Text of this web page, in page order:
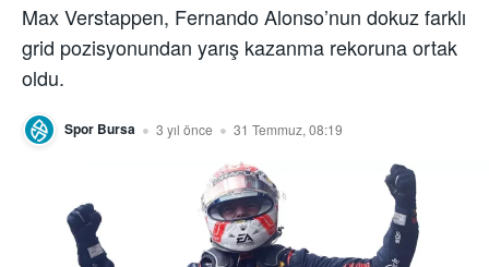
Max Verstappen, Fernando Alonso’nun dokuz farklı
grid pozisyonundan yarış kazanma rekoruna ortak
oldu.
Spor Bursa 3 yıl önce 31 Temmuz, 08:19